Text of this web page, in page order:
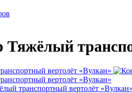
Тяжёлый